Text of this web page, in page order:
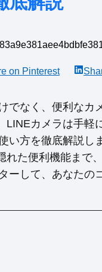
on Pinterest
でなく、便利なカ
カメラは手軽
方を徹底解説し
た便利機能まで
ーして、あなたの